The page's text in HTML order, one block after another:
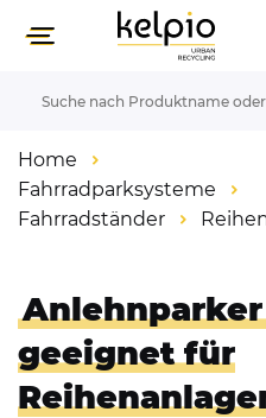
Home
Fahrradparksysteme
Fahrradständer
geeignet für